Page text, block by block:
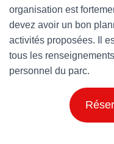
organisation est
devez avoir un bon
activités proposées. Il
tous les
personnel du parc.